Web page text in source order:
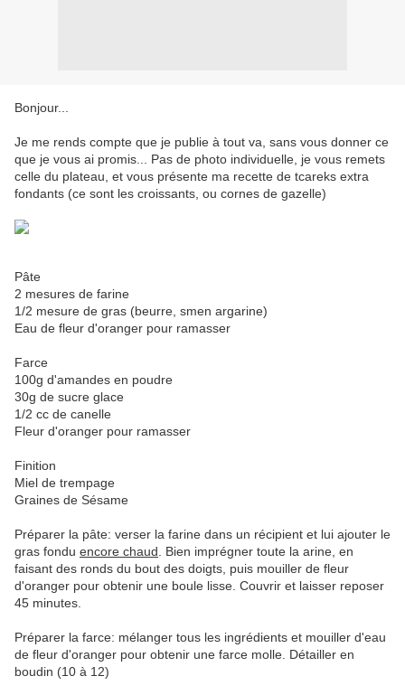
Bonjour...
Je me rends compte que je publie à tout va, sans vous donner ce
que je vous ai promis... Pas de photo individuelle, je vous remets
celle du plateau, et vous présente ma recette de tcareks extra
fondants (ce sont les croissants, ou cornes de gazelle)
Pâte
2 mesures de farine
1/2 mesure de gras (beurre, smen argarine)
Eau de fleur d'oranger pour ramasser
Farce
100g d'amandes en poudre
30g de sucre glace
1/2 cc de canelle
Fleur d'oranger pour ramasser
Finition
Miel de trempage
Graines de Sésame
Préparer la pâte: verser la farine dans un récipient et lui ajouter le
gras fondu encore chaud . Bien imprégner toute la arine, en
faisant des ronds du bout des doigts, puis mouiller de fleur
d'oranger pour obtenir une boule lisse. Couvrir et laisser reposer
45 minutes.
Préparer la farce: mélanger tous les ingrédients et mouiller d'eau
de fleur d'oranger pour obtenir une farce molle. Détailler en
boudin (10 à 12)